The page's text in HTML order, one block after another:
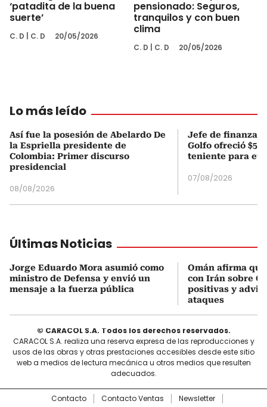
‘patadita de la buena
suerte’
C. D C. D 20/05/2026
pensionado: Seguros,
tranquilos y con buen
clima
C. D C. D 20/05/2026
Lo más leído
Así fue la posesión de Abelardo De
la Espriella presidente de
Colombia: Primer discurso
presidencial
08/08/2026
Jefe de finanzas
Golfo ofreció
teniente para
07/08/2026
Últimas Noticias
Jorge Eduardo Mora asumió como
ministro de Defensa y envió un
mensaje a la fuerza pública
Omán afirma
con Irán sobre
positivas y
ataques
© CARACOL S.A. Todos los derechos reservados.
CARACOL S.A. realiza una reserva expresa de las reproducciones y
usos de las obras y otras prestaciones accesibles desde este sitio
web a medios de lectura mecánica u otros medios que resulten
adecuados.
Contacto Contacto Ventas Newsletter